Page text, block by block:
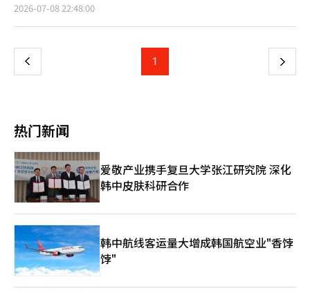
购物和休闲，所谓的“购物度假”需求不断增加，食品饮料
从上个月1日到本月5日，乐天百货全店销售额同比增长了25%。
纷前往百货商场的餐饮区和咖啡馆。新世界百货在同一时期的F&B
销售增长了21.6%，现代百货的F&B销售也急剧增长了20.3%。百
24.5%。由于高温和梅雨限制了户外活动，准备度假的消费者纷纷
涌向百货商场等室内零售渠道。实际上，夏季百货商场的访客比例
持续上升。现代百货表示，去年6月至8月的访客比例为26%，略
高于春季（25%）、秋季（24%）和冬季（25%）。此外，直到
2021年，春季的访客比例最高，但自2022年起，夏季的比例一直
保持在最高水平。百货业界也在加快营销步伐，以抓住“购物度
假”的需求。乐天百货将在12日之前举行夏季定期促销，进行时
尚、体育、儿童和家居等400多个品牌的折扣活动。新世界百货也
将在同一时期在全国13个门店举行定期促销，约360个品牌的商品
最高可享受50%的折扣。现代百货将在下个月20日之前，在包括
The Hyundai Seoul和狎鸥亭本店等主要门店举办以法国南部度假
胜地里维埃拉为主题的夏季活动“Viva Riviera”。这被解读为通
过营造城市中的度假氛围来吸引“购物度假”需求的策略。业界人
2026-07-08 22:48:00
上
页
1 下
热门新闻
爱敬产业携手复旦大学张江研究院 深化
韩中皮肤科研合作
韩中航线客运量大增成韩国航空业"香饽
饽"